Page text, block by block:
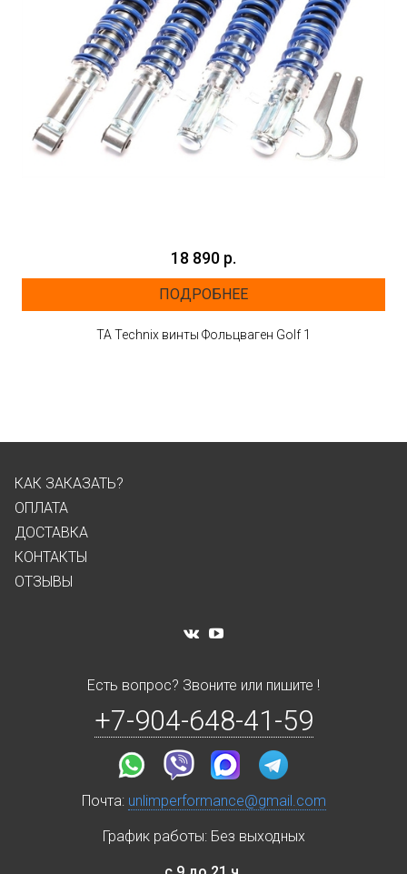
18 890 р.
ПОДРОБНЕЕ
ТА Technix винты Фольцваген Golf 1
КАК ЗАКАЗАТЬ?
ОПЛАТА
ДОСТАВКА
КОНТАКТЫ
ОТЗЫВЫ
Есть вопрос? Звоните или пишите !
+7-904-648-41-59
Почта: unlimperformance@gmail.com
График работы: Без выходных